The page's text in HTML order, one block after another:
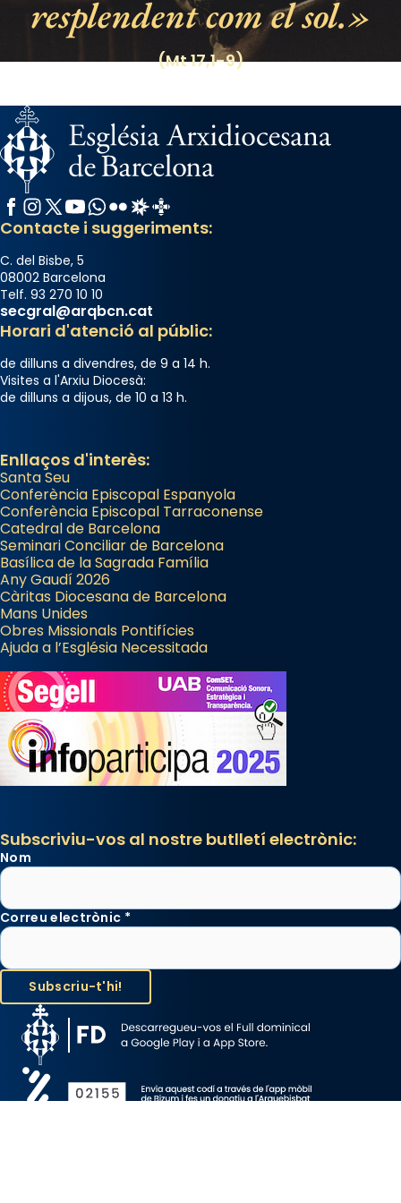
View on Facebook · Share
resplendent com el sol.
(Mt 17,1-9)
Facebook
Instagram
X / Twitter
YouTube
WhatsApp
FlickrRadio Estel
Catalunya Cristiana
Contacte i suggeriments:
C. del Bisbe, 5
08002 Barcelona
Telf. 93 270 10 10
secgral@arqbcn.cat
Horari d'atenció al públic:
de dilluns a divendres, de 9 a 14 h.
Visites a l'Arxiu Diocesà:
de dilluns a dijous, de 10 a 13 h.
Enllaços d'interès:
Santa Seu
Conferència Episcopal Espanyola
Conferència Episcopal Tarraconense
Catedral de Barcelona
Seminari Conciliar de Barcelona
Basílica de la Sagrada Família
Any Gaudí 2026
Càritas Diocesana de Barcelona
Mans Unides
Obres Missionals Pontifícies
Ajuda a l’Església Necessitada
Subscriviu-vos al nostre butlletí electrònic:
Nom
Correu electrònic *